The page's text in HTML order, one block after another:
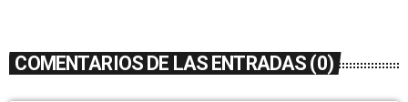
COMENTARIOS DE LAS ENTRADAS (0)